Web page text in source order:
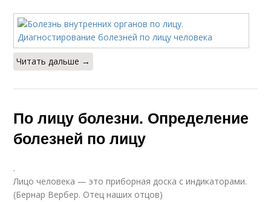
Читать дальше →
По лицу болезни. Определение
болезней по лицу
.
Лицо человека — это приборная доска с индикаторами.
(Бернар Вербер. Отец наших отцов)